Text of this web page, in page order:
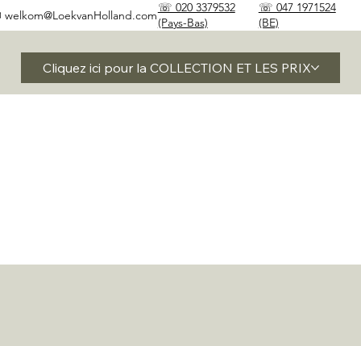
☏ 020 3379532
(Pays-Bas)
☏ 047 1971524
(BE)
welkom@LoekvanHolland.com
Cliquez ici pour la COLLECTION ET LES PRIX